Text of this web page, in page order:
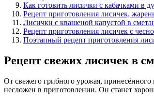
Как готовить лисички с кабачками в
Рецепт приготовления лисичек,
Лисички с квашеной капустой в
Рецепт приготовления лисичек с
Поэтапный рецепт приготовления
Рецепт свежих лисичек в
От свежего грибного урожая,
несложен в приготовлении. Он станет